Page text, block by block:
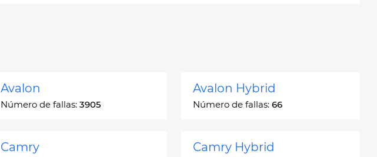
Avalon
Número de fallas: 3905
Avalon Hybrid
Número de fallas: 66
Camry Camry Hybrid